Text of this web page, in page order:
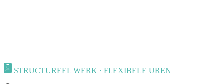
STRUCTUREEL WERK · FLEXIBELE UREN